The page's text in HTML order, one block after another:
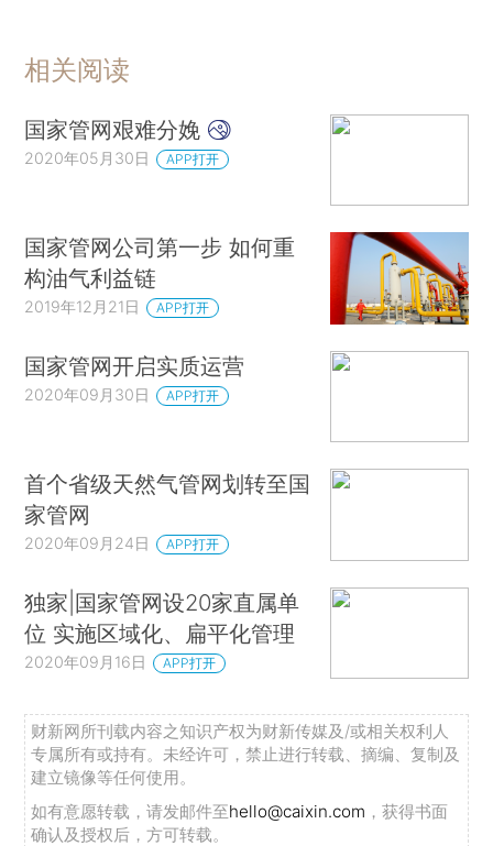
相关阅读
国家管网艰难分娩
2020年05月30日 APP打开
国家管网公司第一步 如何重
构油气利益链
2019年12月21日 APP打开
国家管网开启实质运营
2020年09月30日 APP打开
首个省级天然气管网划转至国
家管网
2020年09月24日 APP打开
独家|国家管网设20家直属单
位 实施区域化、扁平化管理
2020年09月16日 APP打开
财新网所刊载内容之知识产权为财新传媒及/或相关权利人
专属所有或持有。未经许可，禁止进行转载、摘编、复制及
建立镜像等任何使用。
如有意愿转载，请发邮件至hello@caixin.com ，获得书面
确认及授权后，方可转载。